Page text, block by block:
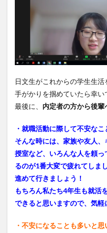
日文生がこれからの学生生活
手がかりを掴めていたら幸い
最後に、 内定者の方から後輩
・就職活動に際して不安な
そんな時には、家族や友人
授室など、いろんな人を頼っ
るのが1番大変で疲れてしま
進めて行きましょう！
もちろん私たち4年生も就活
できると思いますので、気
・不安になることも多いと